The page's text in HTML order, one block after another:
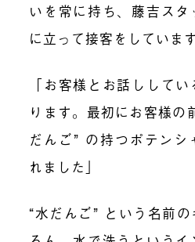
いを常に持ち、藤吉ス
に立って接客をしています
「お客様とお話しして
ります。最初にお客様の
だんご” の持つポテンシ
れました」
“水だんご” という名前